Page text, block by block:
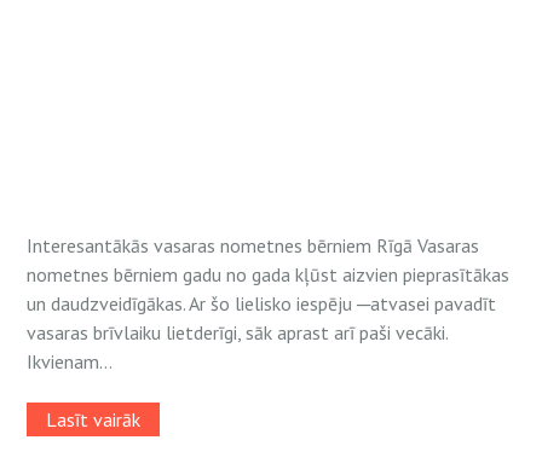
Interesantākās vasaras nometnes bērniem Rīgā Vasaras
nometnes bērniem gadu no gada kļūst aizvien pieprasītākas
un daudzveidīgākas. Ar šo lielisko iespēju ─atvasei pavadīt
vasaras brīvlaiku lietderīgi, sāk aprast arī paši vecāki.
Ikvienam...
Lasīt vairāk